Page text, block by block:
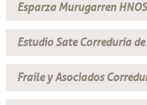
Esparza Murugarren
Estudio Sate Correduría de
Fraile y Asociados